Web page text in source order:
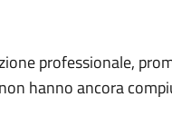
professionale,
hanno ancora